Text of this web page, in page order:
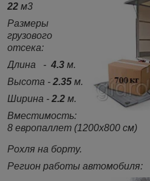
22 м3
Размеры
грузового
отсека:
Длина - 4.3 м.
Высота - 2.35 м.
Ширина - 2.2 м.
Вместимость:
8 европаллет (1200х800 см)
Рохля на борту.
Регион работы автомобиля: